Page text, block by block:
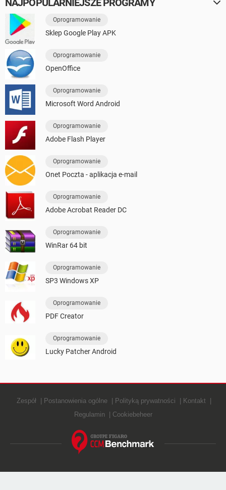
NAJPOPULARNIEJSZE PROGRAMY
Oprogramowanie
Sklep Google Play APK
Oprogramowanie
OpenOffice
Oprogramowanie
Microsoft Word Android
Oprogramowanie
Adobe Flash Player
Oprogramowanie
Onet Poczta - aplikacja e-mail
Oprogramowanie
Adobe Acrobat Reader DC
Oprogramowanie
WinRar 64 bit
Oprogramowanie
SP3 Windows XP
Oprogramowanie
PDF Creator
Oprogramowanie
Lucky Patcher Android
Zespół Postanowienia ogólne Polityką prywatności
Kontakt
Regulamin
Cookiebeheer